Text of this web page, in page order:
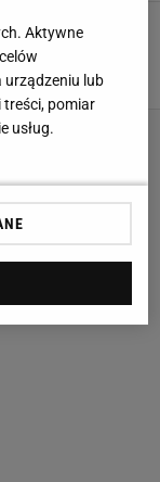
z nakazem
federacji
13:59
Aktywne
urządzeniu lub
treści, pomiar
usług.